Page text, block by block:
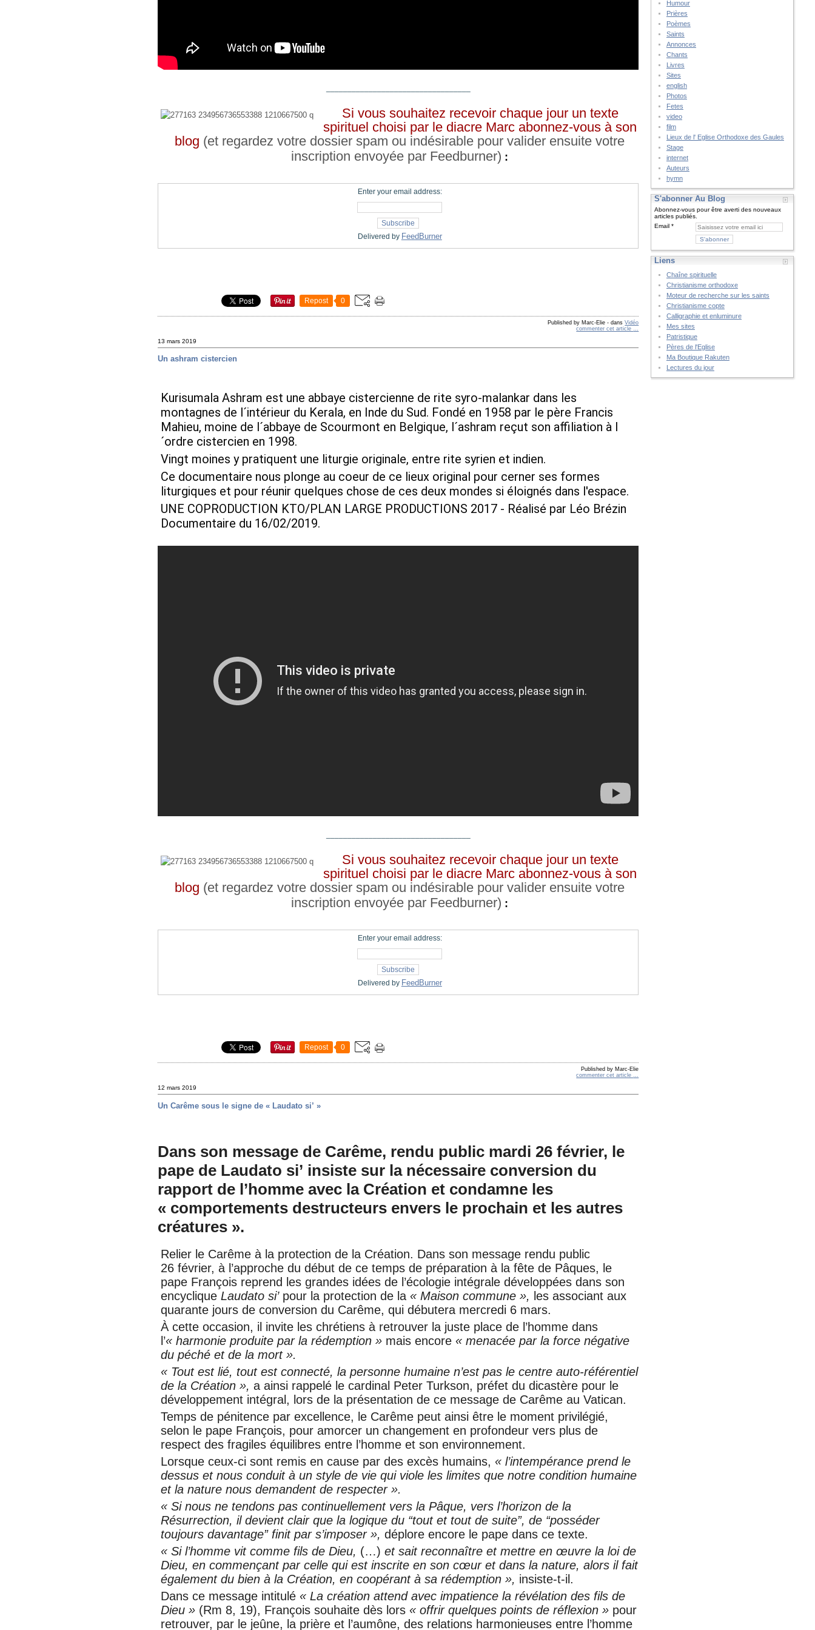
Si vous souhaitez recevoir chaque jour un texte
spirituel choisi par le diacre Marc abonnez-vous à son
blog (et regardez votre dossier spam ou indésirable pour valider ensuite votre
inscription envoyée par Feedburner) :
Enter your email address:
Delivered by FeedBurner
Repost 0
Published by Marc-Elie - dansVidéo
commenter cet article
13 mars 2019
Un ashram cistercien
Kurisumala Ashram est une abbaye cistercienne de rite syro-malankar dans les
montagnes de l´intérieur du Kerala, en Inde du Sud. Fondé en 1958 par le père Francis
Mahieu, moine de l´abbaye de Scourmont en Belgique, l´ashram reçut son affiliation à l
´ordre cistercien en 1998.
Vingt moines y pratiquent une liturgie originale, entre rite syrien et indien.
Ce documentaire nous plonge au coeur de ce lieux original pour cerner ses formes
liturgiques et pour réunir quelques chose de ces deux mondes si éloignés dans l'espace.
UNE COPRODUCTION KTO/PLAN LARGE PRODUCTIONS 2017 - Réalisé par Léo Brézin
Documentaire du 16/02/2019.
Si vous souhaitez recevoir chaque jour un texte
spirituel choisi par le diacre Marc abonnez-vous à son
blog (et regardez votre dossier spam ou indésirable pour valider ensuite votre
inscription envoyée par Feedburner) :
Enter your email address:
Delivered by FeedBurner
Repost 0
Published by Marc-Elie
commenter cet article …
12 mars 2019
Un Carême sous le signe de « Laudato si’ »
Dans son message de Carême, rendu public mardi 26 février, le
pape de Laudato si’ insiste sur la nécessaire conversion du
rapport de l’homme avec la Création et condamne les
« comportements destructeurs envers le prochain et les autres
créatures ».
Relier le Carême à la protection de la Création. Dans son message rendu public
26 février, à l’approche du début de ce temps de préparation à la fête de Pâques, le
pape François reprend les grandes idées de l’écologie intégrale développées dans son
encycliqueLaudato si’ pour la protection de la« Maison commune », les associant aux
quarante jours de conversion du Carême, qui débutera mercredi 6 mars.
À cette occasion, il invite les chrétiens à retrouver la juste place de l’homme dans
l’« harmonie produite par la rédemption » mais encore« menacée par la force négative
du péché et de la mort ».
« Tout est lié, tout est connecté, la personne humaine n’est pas le centre auto-référentiel
de la Création », a ainsi rappelé le cardinal Peter Turkson, préfet du dicastère pour le
développement intégral, lors de la présentation de ce message de Carême au Vatican.
Temps de pénitence par excellence, le Carême peut ainsi être le moment privilégié,
selon le pape François, pour amorcer un changement en profondeur vers plus de
respect des fragiles équilibres entre l’homme et son environnement.
Lorsque ceux-ci sont remis en cause par des excès humains,« l’intempérance prend le
dessus et nous conduit à un style de vie qui viole les limites que notre condition humaine
et la nature nous demandent de respecter ».
« Si nous ne tendons pas continuellement vers la Pâque, vers l’horizon de la
Résurrection, il devient clair que la logique du “tout et tout de suite”, de “posséder
toujours davantage” finit par s’imposer », déplore encore le pape dans ce texte.
« Si l’homme vit comme fils de Dieu, (…)et sait reconnaître et mettre en œuvre la loi de
Dieu, en commençant par celle qui est inscrite en son cœur et dans la nature, alors il fait
également du bien à la Création, en coopérant à sa rédemption », ­insiste-t-il.
Dans ce message intitulé« La création attend avec impatience la révélation des fils de
Dieu » (Rm 8, 19), François souhaite dès lors« offrir quelques points de réflexion » pour
retrouver, par le jeûne, la prière et l’aumône, des relations harmonieuses entre l’homme
Humour
Prières
Poèmes
Saints
Annonces
Chants
Livres
Sites
english
Photos
Fetes
video
film
Lieux de l' Eglise Orthodoxe des Gaules
Stage
internet
Auteurs
hymn
S'abonner Au Blog
Abonnez-vous pour être averti des nouveaux
articles publiés.
Email
Liens
Chaîne spirituelle
Christianisme orthodoxe
Moteur de recherche sur les saints
Christianisme copte
Calligraphie et enluminure
Mes sites
Patristique
Pères de l'Eglise
Ma Boutique Rakuten
Lectures du jour